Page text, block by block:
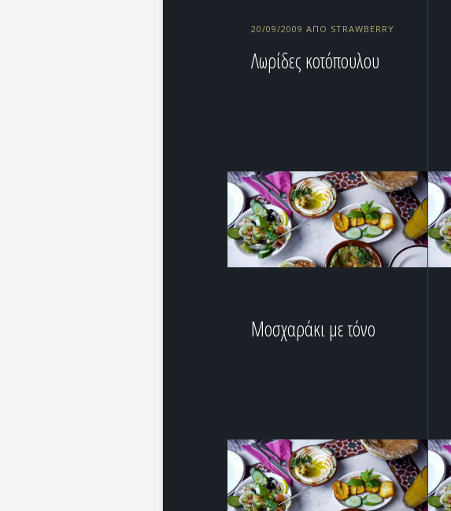
20/09/2009 ΑΠΌ STRAWBERRY
Λωρίδες κοτόπουλου
Μοσχαράκι με τόνο